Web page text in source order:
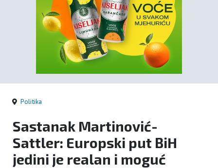
Sport
kronika
Politika
Zanimljivosti
Politika
Sastanak Martinović-
Sattler: Europski put BiH
jedini je realan i moguć